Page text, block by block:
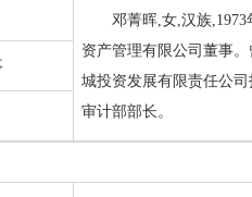
邓菁晖,女,汉族
资产管理有限公司董事
城投资发展有限责任公
审计部部长。